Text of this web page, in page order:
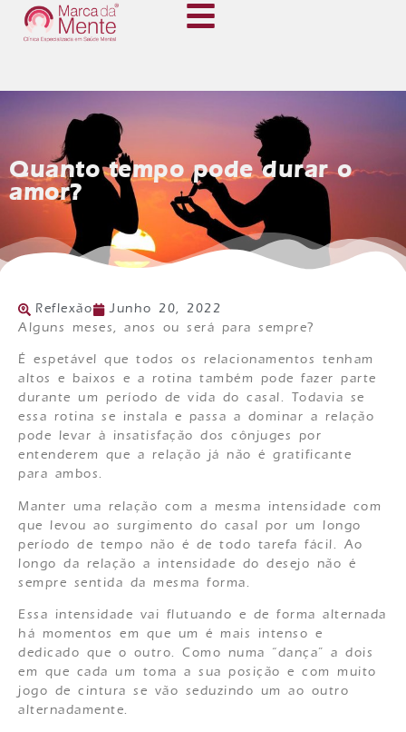
Quanto tempo pode durar o
amor?
Reflexão
Junho 20, 2022
Alguns meses, anos ou será para sempre?
É espetável que todos os relacionamentos tenham
altos e baixos e a rotina também pode fazer parte
durante um período de vida do casal. Todavia se
essa rotina se instala e passa a dominar a relação
pode levar à insatisfação dos cônjuges por
entenderem que a relação já não é gratificante
para ambos.
Manter uma relação com a mesma intensidade com
que levou ao surgimento do casal por um longo
período de tempo não é de todo tarefa fácil. Ao
longo da relação a intensidade do desejo não é
sempre sentida da mesma forma.
Essa intensidade vai flutuando e de forma alternada
há momentos em que um é mais intenso e
dedicado que o outro. Como numa “dança” a dois
em que cada um toma a sua posição e com muito
jogo de cintura se vão seduzindo um ao outro
alternadamente.